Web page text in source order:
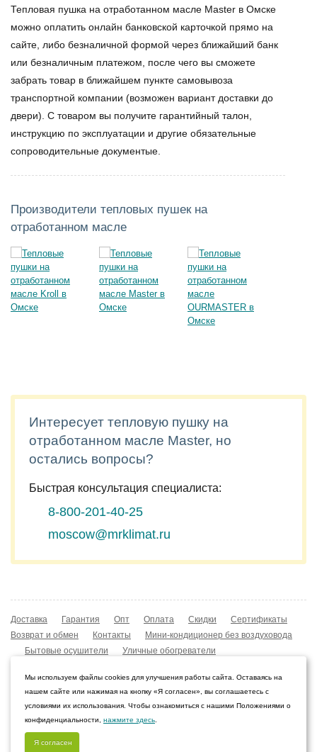
Тепловая пушка на отработанном масле Master в Омске
можно оплатить онлайн банковской карточкой прямо на
сайте, либо безналичной формой через ближайший банк
или безналичным платежом, после чего вы сможете
забрать товар в ближайшем пункте самовывоза
транспортной компании (возможен вариант доставки до
двери). С товаром вы получите гарантийный талон,
инструкцию по эксплуатации и другие обязательные
сопроводительные документые.
Производители тепловых пушек на
отработанном масле
Интересует тепловую пушку на
отработанном масле Master, но
остались вопросы?
Быстрая консультация специалиста:
8-800-201-40-25
moscow@mrklimat.ru
Доставка Гарантия Опт Оплата Скидки
Сертификаты
Возврат и обмен
Контакты
Мини-кондиционер без воздуховода
Бытовые осушители
Уличные обогреватели
Охладители воздуха
Конвекторы NOBO
© 2009–2026 Интернет-магазин «Мистер Климат»
Омск, Омская область
Мы используем файлы cookies для улучшения работы сайта. Оставаясь на
нашем сайте или нажимая на кнопку «Я согласен», вы соглашаетесь с
условиями их использования. Чтобы ознакомиться с нашими Положениями о
конфиденциальности, нажмите здесь
Я согласен